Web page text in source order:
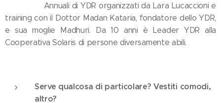
Annuali di YDR organizzati da Lara Lucaccioni e
training con il Dottor Madan Kataria, fondatore dello YDR,
e sua moglie Madhuri. Da 10 anni è Leader YDR alla
Cooperativa Solaris di persone diversamente abili.
Serve qualcosa di particolare? Vestiti comodi,
altro?